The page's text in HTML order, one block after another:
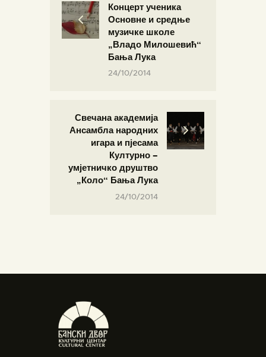
Концерт ученика
Основне и средње
музичке школе
„Владо Милошевић“
Бања Лука
24/10/2014
Свечана академија
Ансамбла народних
игара и пјесама
Културно –
умјетничко друштво
„Коло“ Бања Лука
24/10/2014